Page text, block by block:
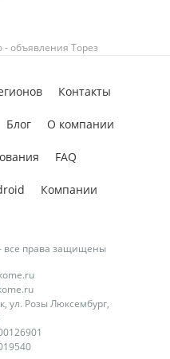
- объявления Торез
права защищены
ул. Розы Люксембург,
Контакты
Блог О компании
FAQ
Компании